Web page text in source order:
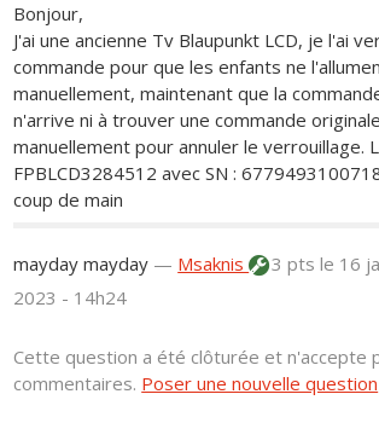
Bonjour,
J'ai une ancienne Tv Blaupunkt LCD, je l'ai
commande pour que les enfants ne
manuellement, maintenant que la
n'arrive ni à trouver une commande
manuellement pour annuler le verrouillage.
FPBLCD3284512 avec SN :
coup de main
mayday mayday — Msaknis 3 ptsle 16
2023 - 14h24
Cette question a été clôturée et n'accepte
commentaires. Poser une nouvelle question